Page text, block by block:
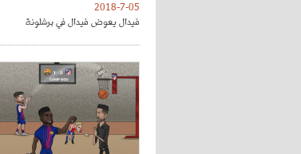
2018-7-05
فيدال يعوض فيدال في برشلونة